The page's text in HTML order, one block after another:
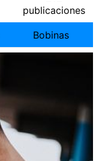
publicaciones
Bobinas